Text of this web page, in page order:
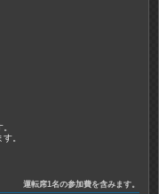
。
運転席1名の参加費を含みます。